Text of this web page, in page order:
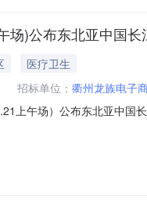
场)公布东北亚中国
医疗卫生
招标单位： 衢州龙族电子
上午场）公布东北亚中
醇”中下游主体采购意向